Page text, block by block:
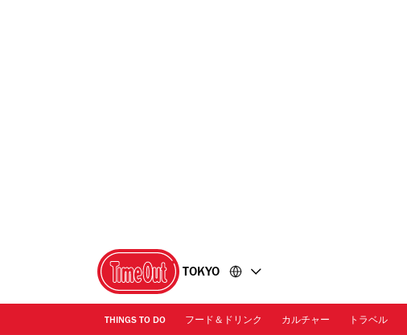
TOKYO
THINGS TO DO フード＆ドリンク カルチャー トラベル